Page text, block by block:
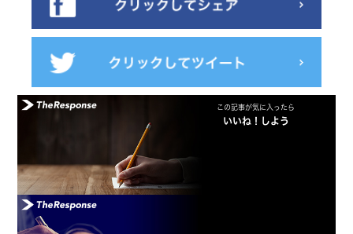
この記事が気に入ったら
いいね！しよう